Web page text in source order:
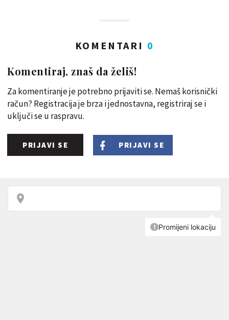
KOMENTARI 0
Komentiraj, znaš da želiš!
Za komentiranje je potrebno prijaviti se. Nemaš korisnički
račun? Registracija je brza i jednostavna, registriraj se i
uključi se u raspravu.
PRIJAVI SE PRIJAVI SE